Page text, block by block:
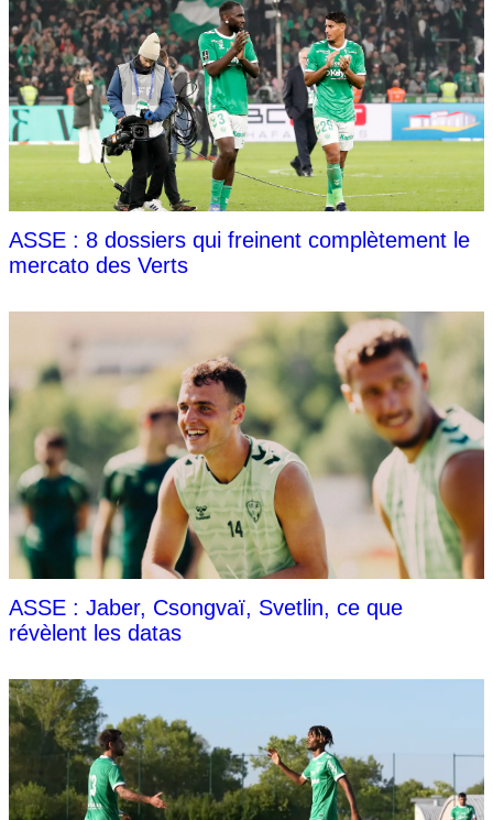
ASSE : 8 dossiers qui freinent complètement le
mercato des Verts
ASSE : Jaber, Csongvaï, Svetlin, ce que
révèlent les datas